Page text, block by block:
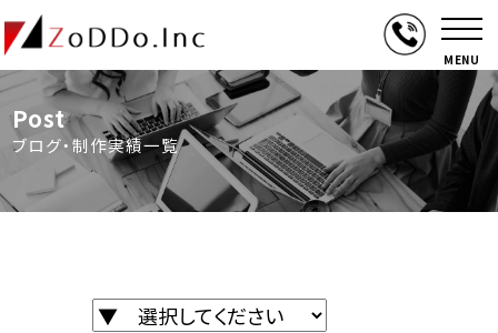
MENU
Post
ブログ・制作実績一覧